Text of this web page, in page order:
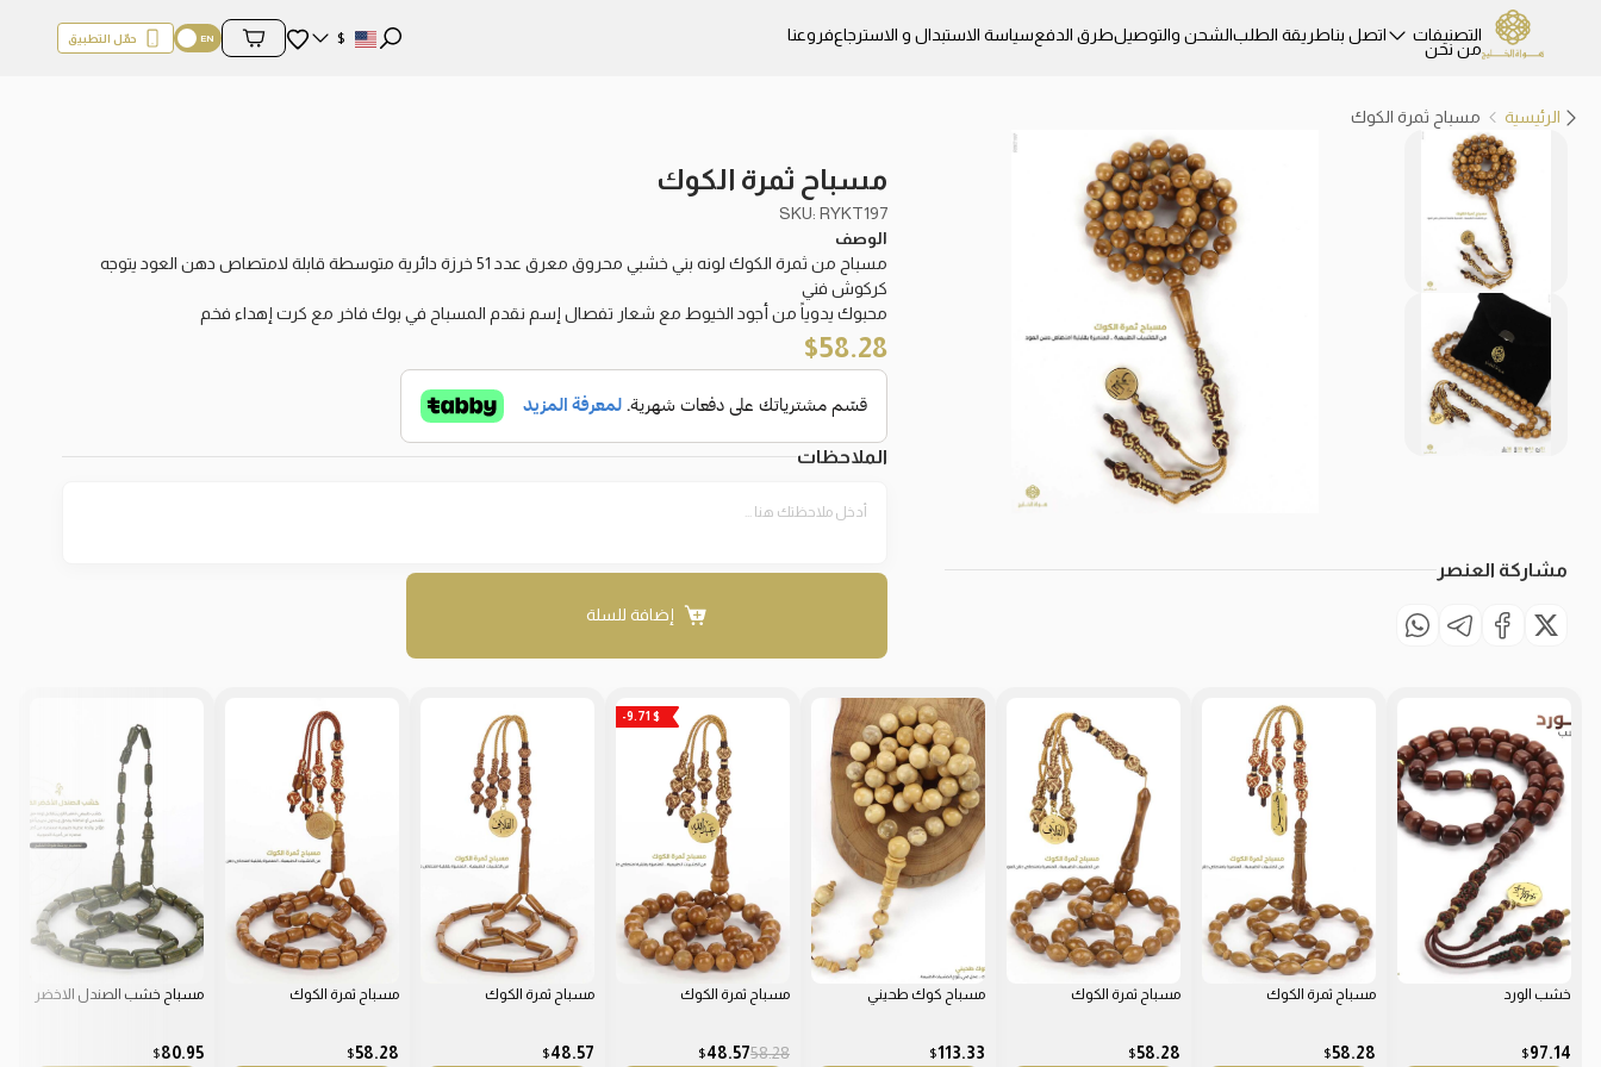
التصنيفات اتصل بناطريقة الطلبالشحن والتوصيلطرق الدفعسياسة الاستبدال و الاسترجاعفروعنا
من نحن
$ المفضلة
محتويات السلة
حمّل التطبيق
الرئيسية مسباح ثمرة الكوك
مشاركة العنصر
مسباح ثمرة الكوك
SKU: RYKT197
الوصف
مسباح من ثمرة الكوك لونه بني خشبي محروق معرق عدد 51 خرزة دائرية متوسطة قابلة لامتصاص دهن العود يتوجه
كركوش فني
محبوك يدوياً من أجود الخيوط مع شعار تفصال إسم نقدم المسباح في بوك فاخر مع كرت إهداء فخم
58.28
$
الملاحظات
إضافة للسلة
خشب الورد
97.14
$
مسباح ثمرة الكوك
58.28
$
مسباح ثمرة الكوك
58.28
$
مسباح كوك طحيني
113.33
$
-9.71 $
مسباح ثمرة الكوك
58.28
48.57
$
مسباح ثمرة الكوك
48.57
$
مسباح ثمرة الكوك
58.28
$
مسباح خشب الصندل الاخضر
80.95
$